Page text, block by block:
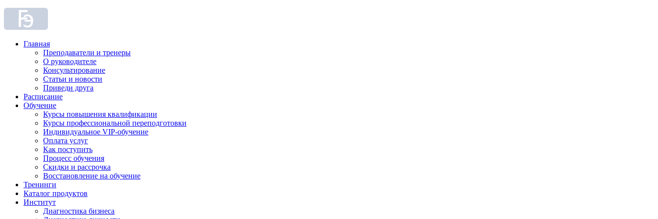
Главная
Преподаватели и тренеры
О руководителе
Консультирование
Статьи и новости
Приведи друга
Расписание
Обучение
Курсы повышения квалификации
Курсы профессиональной переподготовки
Индивидуальное VIP-обучение
Оплата услуг
Как поступить
Процесс обучения
Скидки и рассрочка
Восстановление на обучение
Тренинги
Каталог продуктов
Институт
Диагностика бизнеса